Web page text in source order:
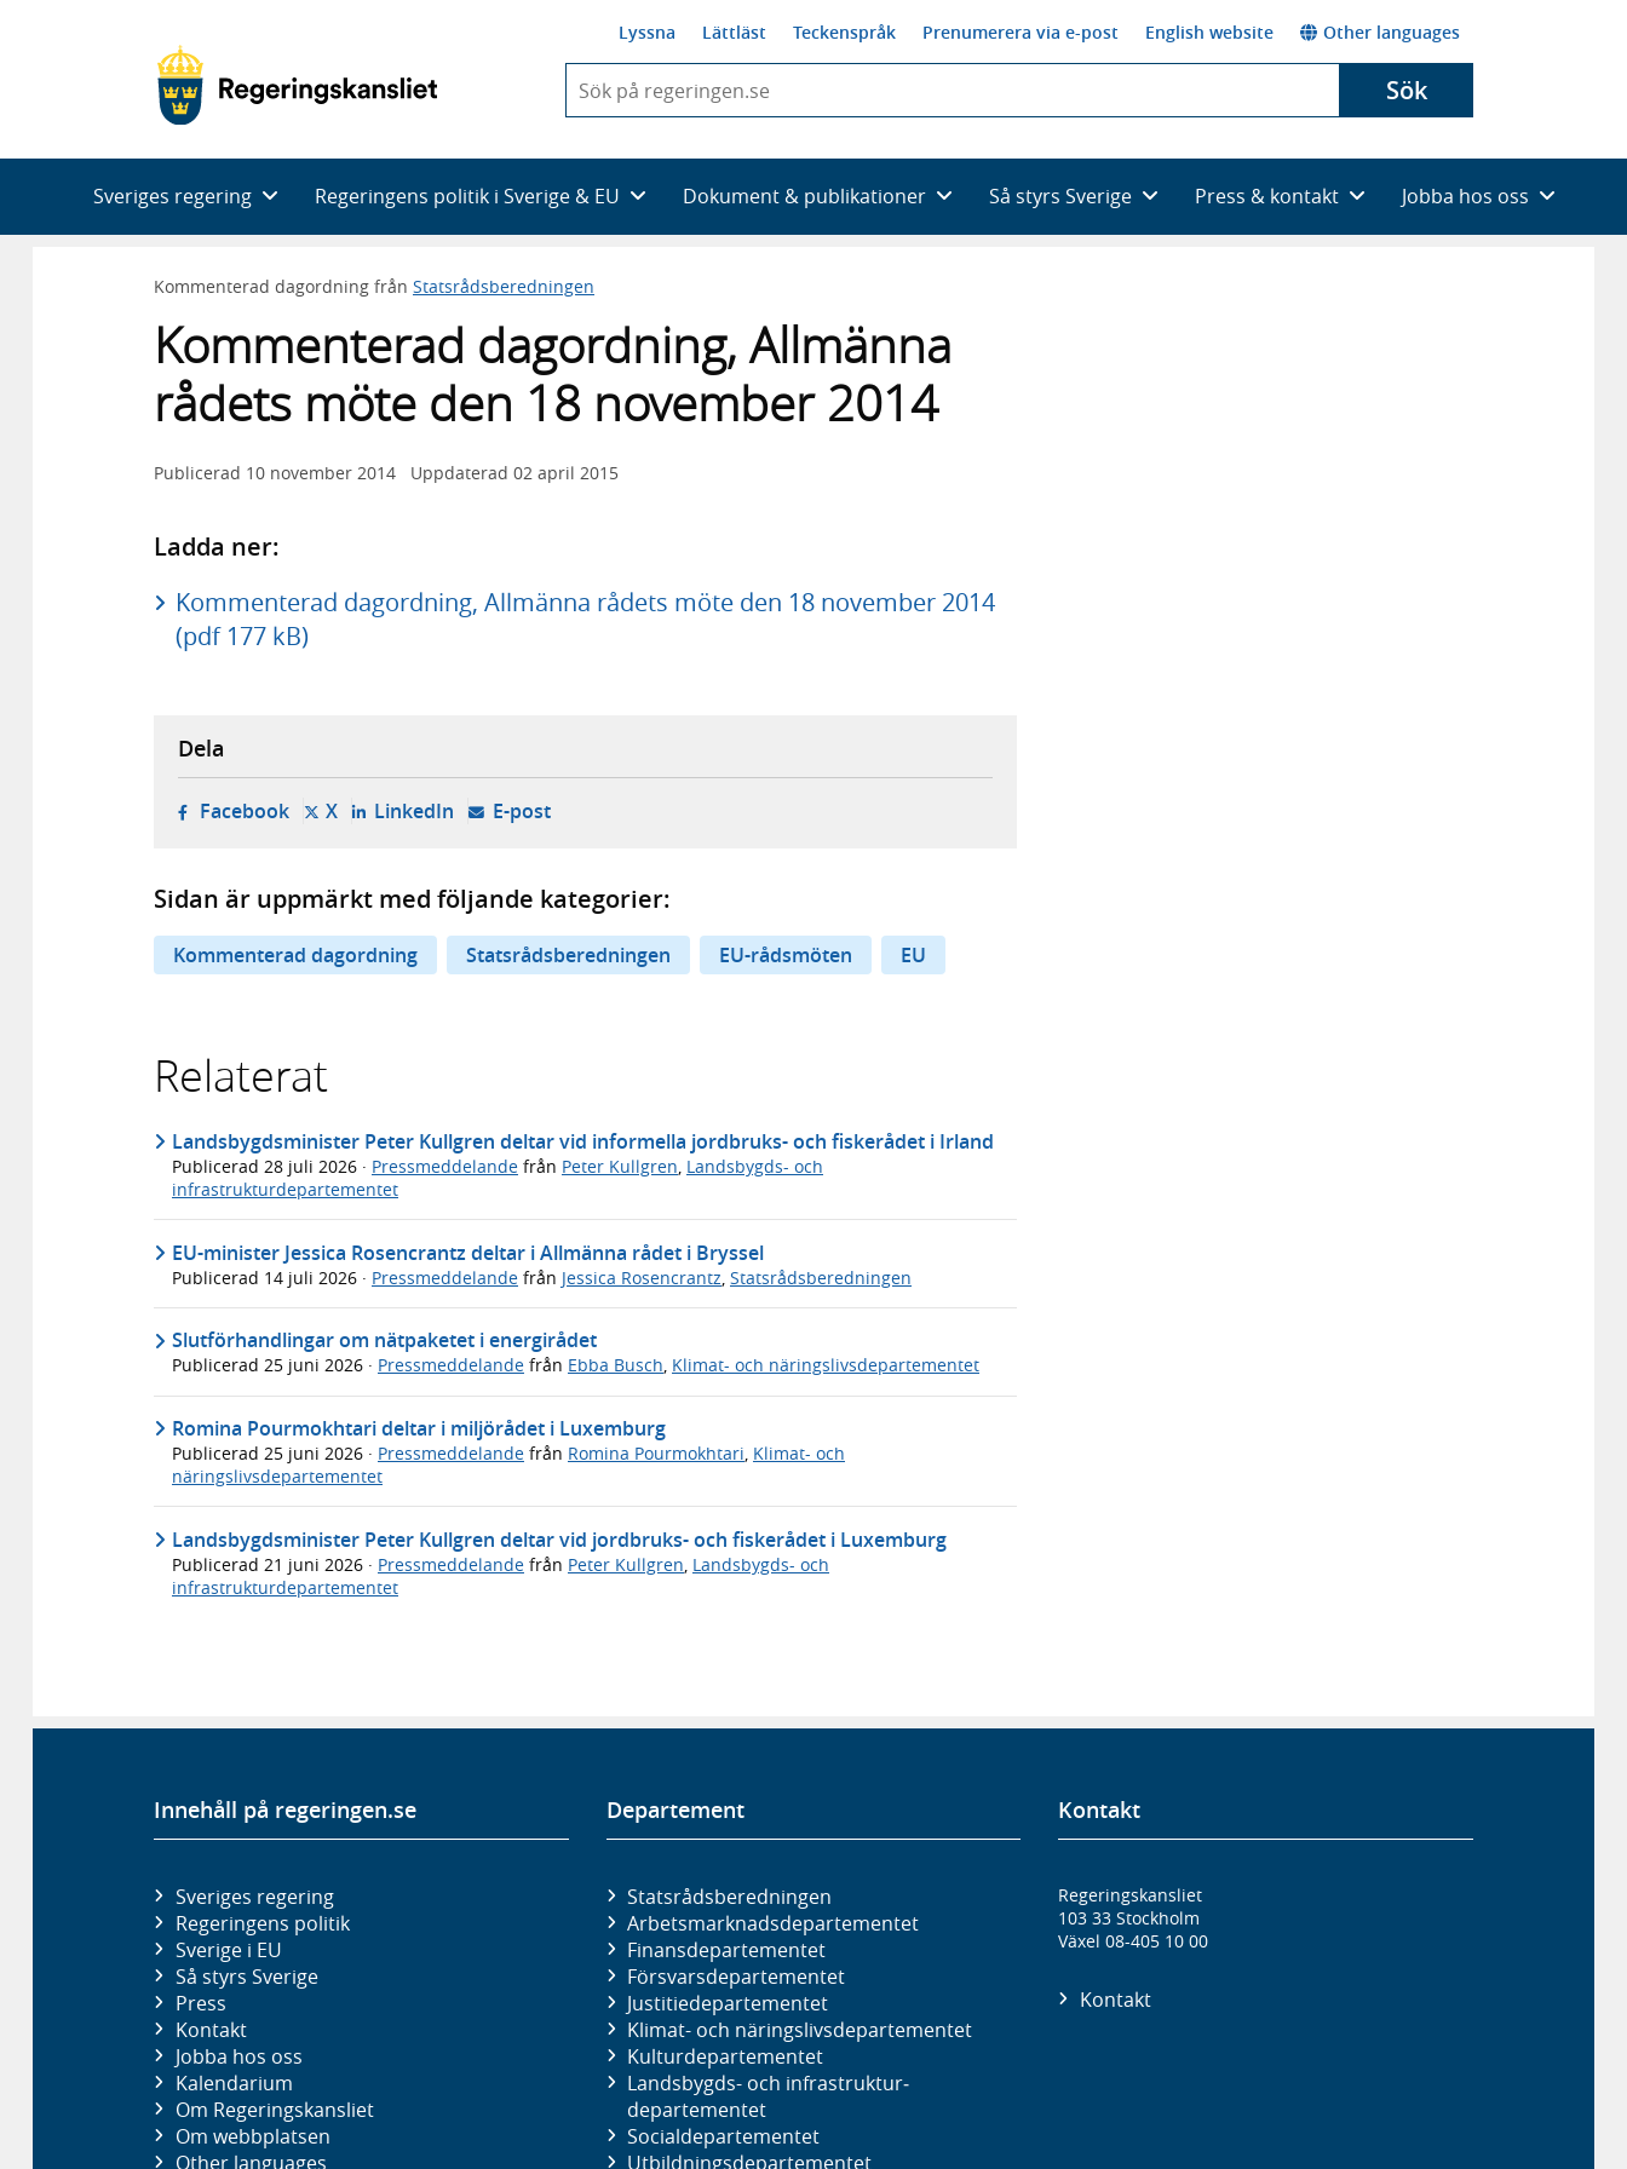
Lyssna Lättläst Teckenspråk Prenumerera via e-post English website Other languages
du
skriva
framträder
en
med
Sök
Sveriges regering Regeringens politik i Sverige & EU Dokument & publikationer Så styrs Sverige Press & kontakt Jobba hos oss
Kommenterad dagordning från Statsrådsberedningen
Kommenterad dagordning, Allmänna
rådets möte den 18 november 2014
Publicerad 10 november 2014 Uppdaterad 02 april 2015
Ladda ner:
Kommenterad dagordning, Allmänna rådets möte den 18 november 2014
(pdf 177 kB)
Dela
Facebook- öppnas i ny flik, extern webbplats,
X- öppnas i ny flik, extern webbplats,
LinkedIn- öppnas i ny flik, extern webbplats,
E-post- öppnar din e-postklient,
Sidan är uppmärkt med följande kategorier:
Kommenterad dagordning Statsrådsberedningen EU-rådsmöten EU
Relaterat
Landsbygdsminister Peter Kullgren deltar vid informella jordbruks- och fiskerådet i Irland
Publicerad 28 juli 2026 · Pressmeddelande från Peter Kullgren, Landsbygds- och
infrastrukturdepartementet
EU-minister Jessica Rosencrantz deltar i Allmänna rådet i Bryssel
Publicerad 14 juli 2026 · Pressmeddelande från Jessica Rosencrantz Statsrådsberedningen
Slutförhandlingar om nätpaketet i energirådet
Publicerad 25 juni 2026 · Pressmeddelande från Ebba Busch, Klimat- och näringslivsdepartementet
Romina Pourmokhtari deltar i miljörådet i Luxemburg
Publicerad 25 juni 2026 · Pressmeddelande från Romina Pourmokhtari, Klimat- och
näringslivsdepartementet
Landsbygdsminister Peter Kullgren deltar vid jordbruks- och fiskerådet i Luxemburg
Publicerad 21 juni 2026 · Pressmeddelande från Peter Kullgren Landsbygds- och
infrastrukturdepartementet
Innehåll på regeringen.se
Sveriges regering
Regeringens politik
Sverige i EU
Så styrs Sverige
Press
Kontakt
Jobba hos oss
Kalendarium
Om Regeringskansliet
Om webbplatsen
Other languages
Departement
Statsrådsberedningen
Arbetsmarknads­departementet
Finans­departementet
Försvars­departementet
Justitie­departementet
Klimat- och näringslivs­departementet
Kultur­departementet
Landsbygds- och infrastruktur­
departementet
Social­departementet
Utbildnings­departementet
Kontakt
Regeringskansliet
103 33 Stockholm
Växel 08-405 10 00
Kontakt